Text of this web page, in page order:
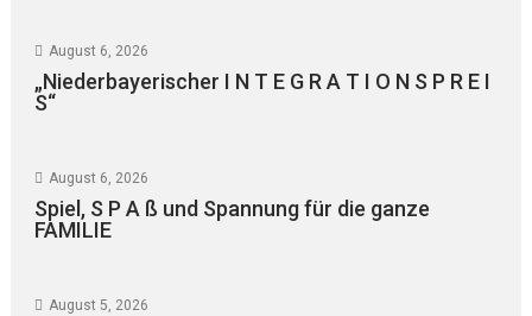
August 6, 2026
„Niederbayerischer I N T E G R A T I O N S P R E I
S“
August 6, 2026
Spiel, S P A ß und Spannung für die ganze
FAMILIE
August 5, 2026